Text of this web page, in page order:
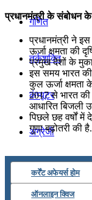
गणित
तर्कशक्ति
कंप्यूटर
अंग्रेजी
मॉक टेस्ट
प्रधानमंत्री के संबोधन
प्रधानमंत्री ने
ऊर्जा क्षमता की
प्रमुख देशों के
इस समय भारत की
कुल ऊर्जा क्षमता
2017 से भारत की
आधारित बिजली
पिछले छह वर्षों में
गुणा बढ़ोतरी की है.
कर्रेंट अफेयर्स होम
ऑनलाइन क्विज